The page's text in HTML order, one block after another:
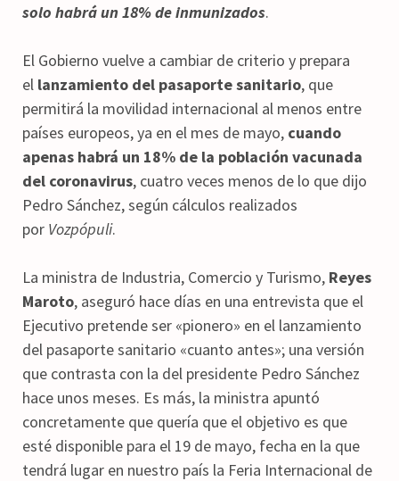
solo habrá un 18% de inmunizados.
El Gobierno vuelve a cambiar de criterio y prepara
el lanzamiento del pasaporte sanitario, que
permitirá la movilidad internacional al menos entre
países europeos, ya en el mes de mayo, cuando
apenas habrá un 18% de la población vacunada
del coronavirus, cuatro veces menos de lo que dijo
Pedro Sánchez, según cálculos realizados
por Vozpópuli.
La ministra de Industria, Comercio y Turismo, Reyes
Maroto, aseguró hace días en una entrevista que el
Ejecutivo pretende ser «pionero» en el lanzamiento
del pasaporte sanitario «cuanto antes»; una versión
que contrasta con la del presidente Pedro Sánchez
hace unos meses. Es más, la ministra apuntó
concretamente que quería que el objetivo es que
esté disponible para el 19 de mayo, fecha en la que
tendrá lugar en nuestro país la Feria Internacional de